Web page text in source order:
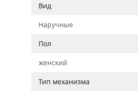
Вид
Наручные
Пол
женский
Тип механизма